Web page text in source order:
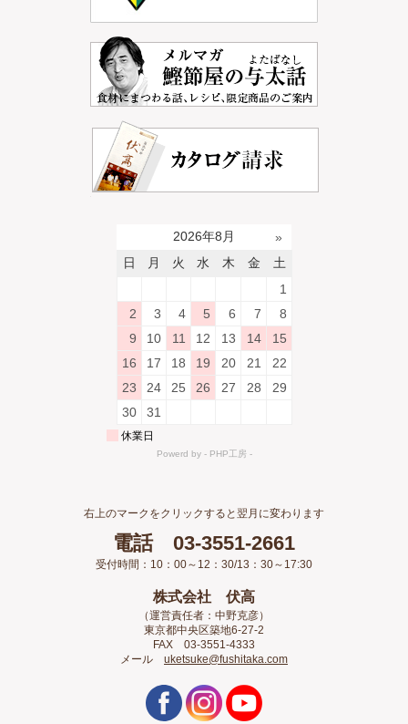
右上のマークをクリックすると翌月に変わります
電話 03-3551-2661
受付時間：10：00～12：30/13：30～17:30
株式会社 伏高
（運営責任者：中野克彦）
東京都中央区築地6-27-2
FAX 03-3551-4333
メール uketsuke@fushitaka.com